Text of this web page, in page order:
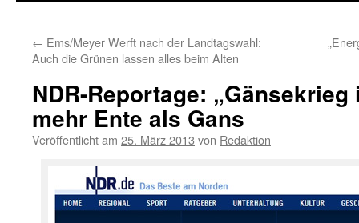
← Ems/Meyer Werft nach der Landtagswahl:
Auch die Grünen lassen alles beim Alten
NDR-Reportage:
mehr Ente als Gans
Veröffentlicht am 25. März 2013 von Redaktion